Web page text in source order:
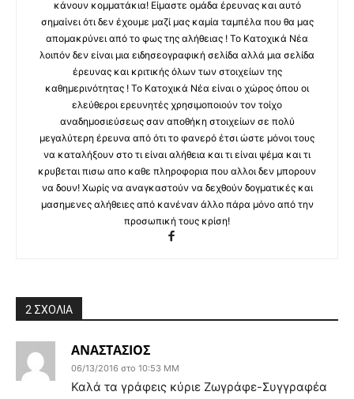
κάνουν κομματάκια! Είμαστε ομάδα έρευνας και αυτό
σημαίνει ότι δεν έχουμε μαζί μας καμία ταμπέλα που θα μας
απομακρύνει από το φως της αλήθειας ! Το Κατοχικά Νέα
λοιπόν δεν είναι μια ειδησεογραφική σελίδα αλλά μια σελίδα
έρευνας και κριτικής όλων των στοιχείων της
καθημερινότητας ! Το Κατοχικά Νέα είναι ο χώρος όπου οι
ελεύθεροι ερευνητές χρησιμοποιούν τον τοίχο
αναδημοσιεύσεως σαν αποθήκη στοιχείων σε πολύ
μεγαλύτερη έρευνα από ότι το φανερό έτσι ώστε μόνοι τους
να καταλήξουν στο τι είναι αλήθεια και τι είναι ψέμα και τι
κρυβεται πισω απο καθε πληροφορια που αλλοι δεν μπορουν
να δουν! Χωρίς να αναγκαστούν να δεχθούν δογματικές και
μασημενες αλήθειες από κανέναν άλλο πάρα μόνο από την
προσωπική τους κρίση!
2 ΣΧΟΛΙΑ
ΑΝΑΣΤΑΣΙΟΣ
06/13/2016 στο 10:53 ΜΜ
Καλά τα γράφεις κύριε Ζωγράφε-Συγγραφέα